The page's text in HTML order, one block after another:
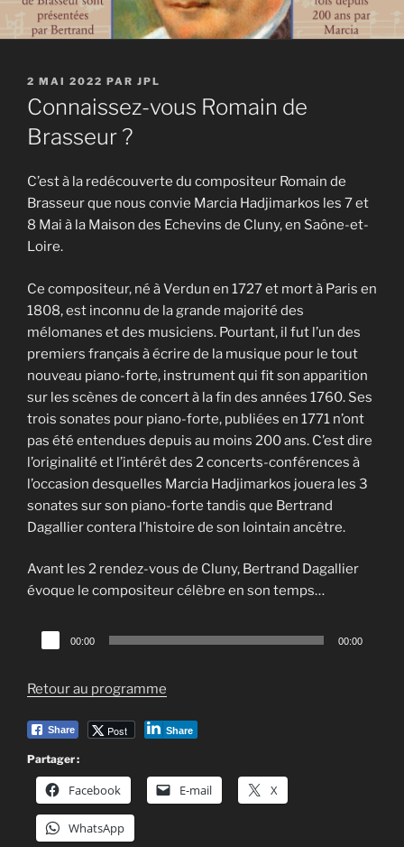
PUBLIÉ
LE
2 MAI 2022 PAR JPL
Connaissez-vous Romain de
Brasseur ?
C’est à la redécouverte du compositeur Romain de
Brasseur que nous convie Marcia Hadjimarkos les 7 et
8 Mai à la Maison des Echevins de Cluny, en Saône-et-
Loire.
Ce compositeur, né à Verdun en 1727 et mort à Paris en
1808, est inconnu de la grande majorité des
mélomanes et des musiciens. Pourtant, il fut l’un des
premiers français à écrire de la musique pour le tout
nouveau piano-forte, instrument qui fit son apparition
sur les scènes de concert à la fin des années 1760. Ses
trois sonates pour piano-forte, publiées en 1771 n’ont
pas été entendues depuis au moins 200 ans. C’est dire
l’originalité et l’intérêt des 2 concerts-conférences à
l’occasion desquelles Marcia Hadjimarkos jouera les 3
sonates sur son piano-forte tandis que Bertrand
Dagallier contera l’histoire de son lointain ancêtre.
Avant les 2 rendez-vous de Cluny, Bertrand Dagallier
évoque le compositeur célèbre en son temps…
Lecteur
audio
00:00 00:00
Retour au programme
Share Post Share
Partager :
Facebook E-mail X
WhatsApp